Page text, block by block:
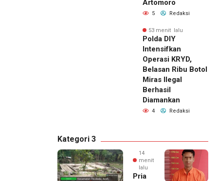
Artomoro
5 Redaksi
53 menit lalu
Polda DIY
Intensifkan
Operasi KRYD,
Belasan Ribu Botol
Miras Ilegal
Berhasil
Diamankan
4 Redaksi
Kategori 3
14
menit
lalu
Pria